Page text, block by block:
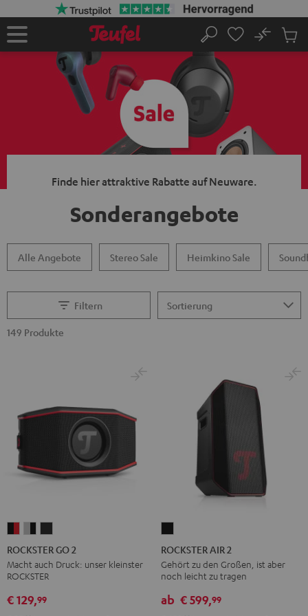
Startseite
Suche
No
Finde hier attraktive Rabatte auf Neuware.
Sonderangebote
Alle Angebote Stereo Sale Heimkino Sale
Filtern
149 Produkte
GO
2
Black
&
GO
2
Gray
&
GO
2
ROCKSTER GO 2
Macht auch Druck: unser kleinster
ROCKSTER
€ 129,99
AIR
2
Schwarz
ROCKSTER AIR 2
Gehört zu den Großen, ist aber
noch leicht zu tragen
ab € 599,99